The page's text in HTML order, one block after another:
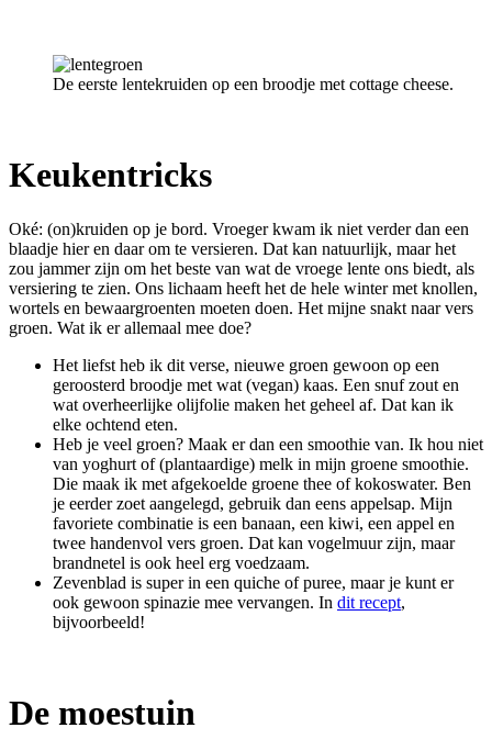
De eerste lentekruiden op een broodje met cottage cheese.
Keukentricks
Oké: (on)kruiden op je bord. Vroeger kwam ik niet verder dan een
blaadje hier en daar om te versieren. Dat kan natuurlijk, maar het
zou jammer zijn om het beste van wat de vroege lente ons biedt, als
versiering te zien. Ons lichaam heeft het de hele winter met knollen,
wortels en bewaargroenten moeten doen. Het mijne snakt naar vers
groen. Wat ik er allemaal mee doe?
Het liefst heb ik dit verse, nieuwe groen gewoon op een
geroosterd broodje met wat (vegan) kaas. Een snuf zout en
wat overheerlijke olijfolie maken het geheel af. Dat kan ik
elke ochtend eten.
Heb je veel groen? Maak er dan een smoothie van. Ik hou niet
van yoghurt of (plantaardige) melk in mijn groene smoothie.
Die maak ik met afgekoelde groene thee of kokoswater. Ben
je eerder zoet aangelegd, gebruik dan eens appelsap. Mijn
favoriete combinatie is een banaan, een kiwi, een appel en
twee handenvol vers groen. Dat kan vogelmuur zijn, maar
brandnetel is ook heel erg voedzaam.
Zevenblad is super in een quiche of puree, maar je kunt er
ook gewoon spinazie mee vervangen. In dit recept,
bijvoorbeeld!
De moestuin